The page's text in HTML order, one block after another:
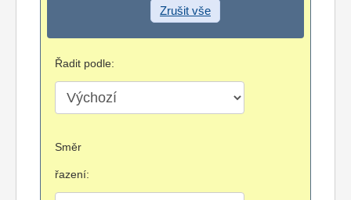
Zrušit vše
Řadit podle:
Směr
řazení: